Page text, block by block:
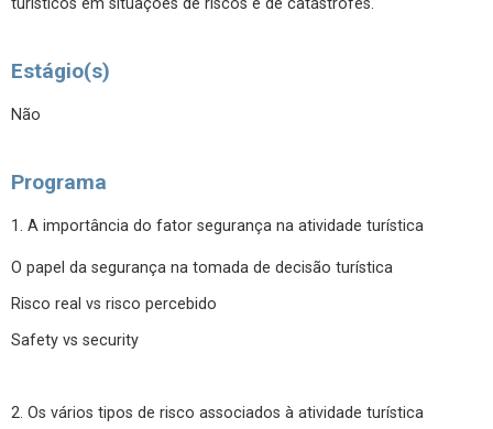
turísticos em situações de riscos e de catástrofes.
Estágio(s)
Não
Programa
1. A importância do fator segurança na atividade turística
O papel da segurança na tomada de decisão turística
Risco real vs risco percebido
Safety vs security
2. Os vários tipos de risco associados à atividade turística